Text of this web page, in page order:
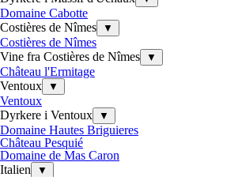
Domaine Cabotte
Costières de Nîmes
▼
Costières de Nîmes
Vine fra Costières de Nîmes
▼
Château l'Ermitage
Ventoux
▼
Ventoux
Dyrkere i Ventoux
▼
Domaine Hautes Briguieres
Château Pesquié
Domaine de Mas Caron
Italien
▼